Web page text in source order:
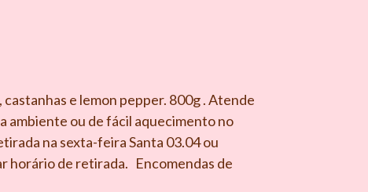
e lemon pepper. 800g . Atende
ambiente ou de fácil aquecimento no
na sexta-feira Santa 03.04 ou
horário de retirada. Encomendas de